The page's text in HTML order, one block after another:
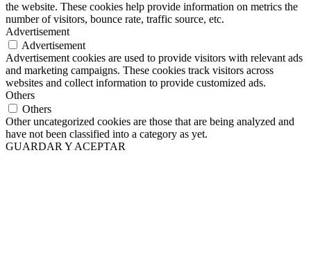
the website. These cookies help provide information on metrics the
number of visitors, bounce rate, traffic source, etc.
Advertisement
Advertisement
Advertisement cookies are used to provide visitors with relevant ads
and marketing campaigns. These cookies track visitors across
websites and collect information to provide customized ads.
Others
Others
Other uncategorized cookies are those that are being analyzed and
have not been classified into a category as yet.
GUARDAR Y ACEPTAR